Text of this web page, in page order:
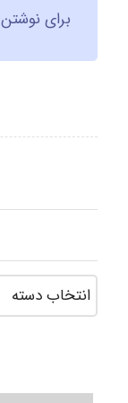
برای